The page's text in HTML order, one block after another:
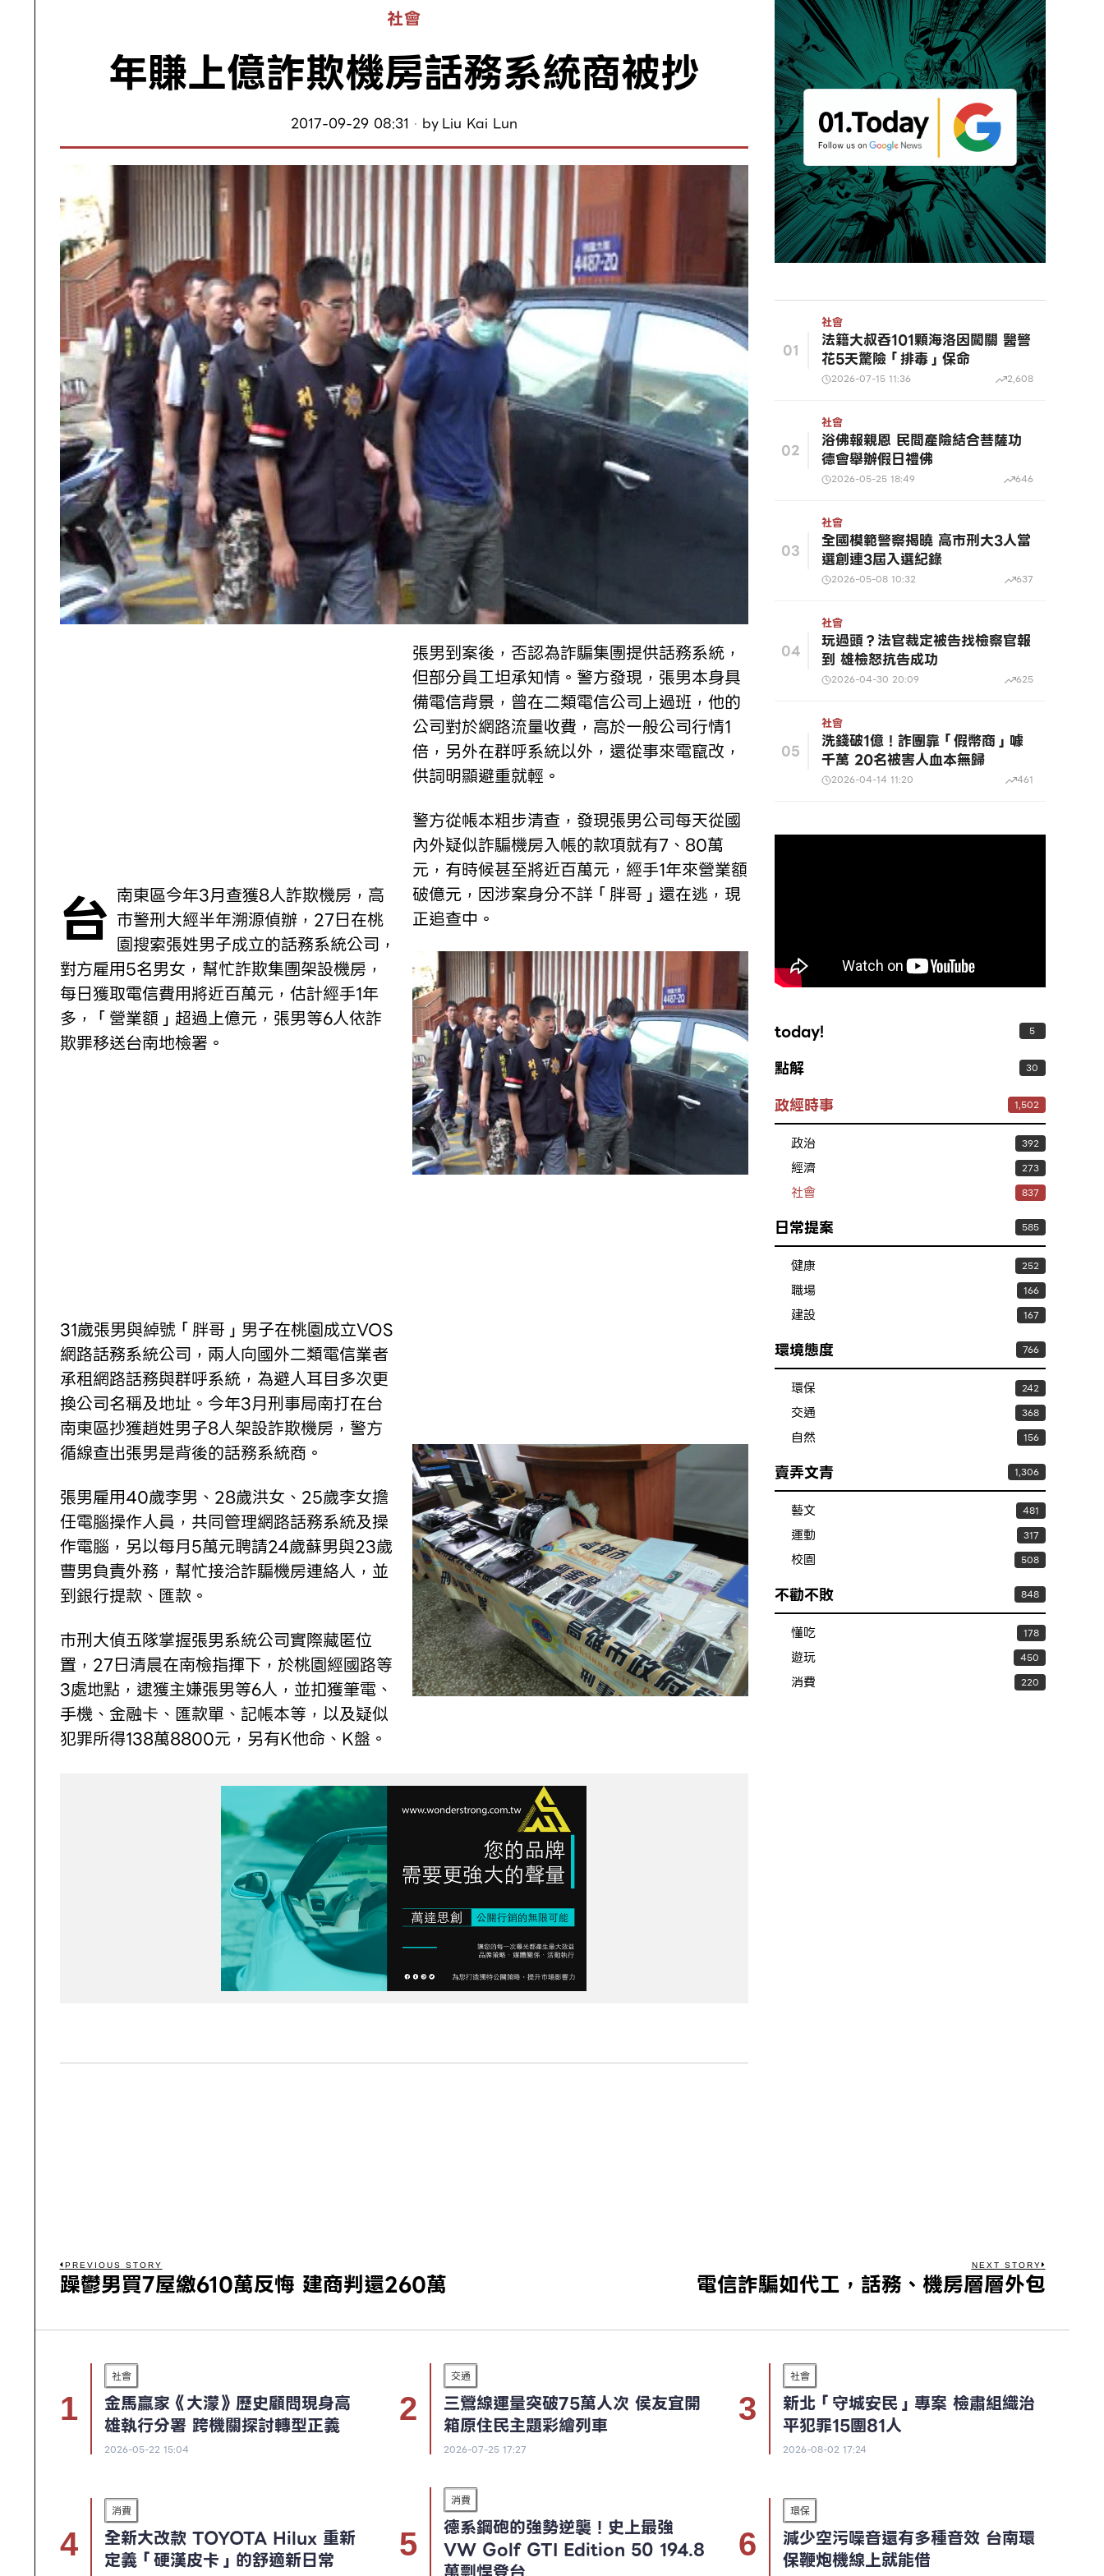
社會
年賺上億詐欺機房話務系統商被抄
2017-09-29 08:31 by Liu Kai Lun
台南東區今年3月查獲8人詐欺機房，高 巿警刑大經半年溯源偵辦，27日在桃
園搜索張姓男子成立的話務系統公司，
對方雇用5名男女，幫忙詐欺集團架設機房，
每日獲取電信費用將近百萬元，估計經手1年
多，「營業額」超過上億元，張男等6人依詐
欺罪移送台南地檢署。
31歲張男與綽號「胖哥」男子在桃園成立VOS
網路話務系統公司，兩人向國外二類電信業者
承租網路話務與群呼系統，為避人耳目多次更
換公司名稱及地址。今年3月刑事局南打在台
南東區抄獲趙姓男子8人架設詐欺機房，警方
循線查出張男是背後的話務系統商。
張男雇用40歲李男、28歲洪女、25歲李女擔
任電腦操作人員，共同管理網路話務系統及操
作電腦，另以每月5萬元聘請24歲蘇男與23歲
曹男負責外務，幫忙接洽詐騙機房連絡人，並
到銀行提款、匯款。
巿刑大偵五隊掌握張男系統公司實際藏匿位
置，27日清晨在南檢指揮下，於桃園經國路等
3處地點，逮獲主嫌張男等6人，並扣獲筆電、
手機、金融卡、匯款單、記帳本等，以及疑似
犯罪所得138萬8800元，另有K他命、K盤。
張男到案後，否認為詐騙集團提供話務系統，
但部分員工坦承知情。警方發現，張男本身具
備電信背景，曾在二類電信公司上過班，他的
公司對於網路流量收費，高於一般公司行情1
倍，另外在群呼系統以外，還從事來電竄改，
供詞明顯避重就輕。
警方從帳本粗步清查，發現張男公司每天從國
內外疑似詐騙機房入帳的款項就有7、80萬
元，有時候甚至將近百萬元，經手1年來營業額
破億元，因涉案身分不詳「胖哥」還在逃，現
正追查中。
01
社會
法籍大叔吞101顆海洛因闖關 醫警
花5天驚險「排毒」保命
2026-07-15 11:36 2,608
02
社會
浴佛報親恩 民間產險結合菩薩功
德會舉辦假日禮佛
2026-05-25 18:49 646
03
社會
全國模範警察揭曉 高市刑大3人當
選創連3屆入選紀錄
2026-05-08 10:32 637
04
社會
玩過頭？法官裁定被告找檢察官報
到 雄檢怒抗告成功
2026-04-30 20:09 625
05
社會
洗錢破1億！詐團靠「假幣商」噱
千萬 20名被害人血本無歸
2026-04-14 11:20 461
today! 5
點解 30
政經時事 1,502
政治 392
經濟 273
社會 837
日常提案 585
健康 252
職場 166
建設 167
環境態度 766
環保 242
交通 368
自然 156
賣弄文青 1,306
藝文 481
運動 317
校園 508
不勸不敗 848
懂吃 178
遊玩 450
消費 220
PREVIOUS STORY
躁鬱男買7屋繳610萬反悔 建商判還260萬
NEXT STORY
電信詐騙如代工，話務、機房層層外包
社會
金馬贏家《大濛》歷史顧問現身高
雄執行分署 跨機關探討轉型正義
2026-05-22 15:04
交通
三鶯線運量突破75萬人次 侯友宜開
箱原住民主題彩繪列車
2026-07-25 17:27
社會
新北「守城安民」專案 檢肅組織治
平犯罪15團81人
2026-08-02 17:24
消費
全新大改款 TOYOTA Hilux 重新
定義「硬漢皮卡」的舒適新日常
消費
德系鋼砲的強勢逆襲！史上最強
VW Golf GTI Edition 50 194.8
環保
減少空污噪音還有多種音效 台南環
保鞭炮機線上就能借